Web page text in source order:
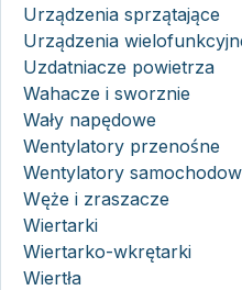
Urządzenia sprzątające
Urządzenia
Uzdatniacze powietrza
Wahacze i sworznie
Wały napędowe
Wentylatory przenośne
Wentylatory
Węże i zraszacze
Wiertarki
Wiertarko-wkrętarki
Wiertła